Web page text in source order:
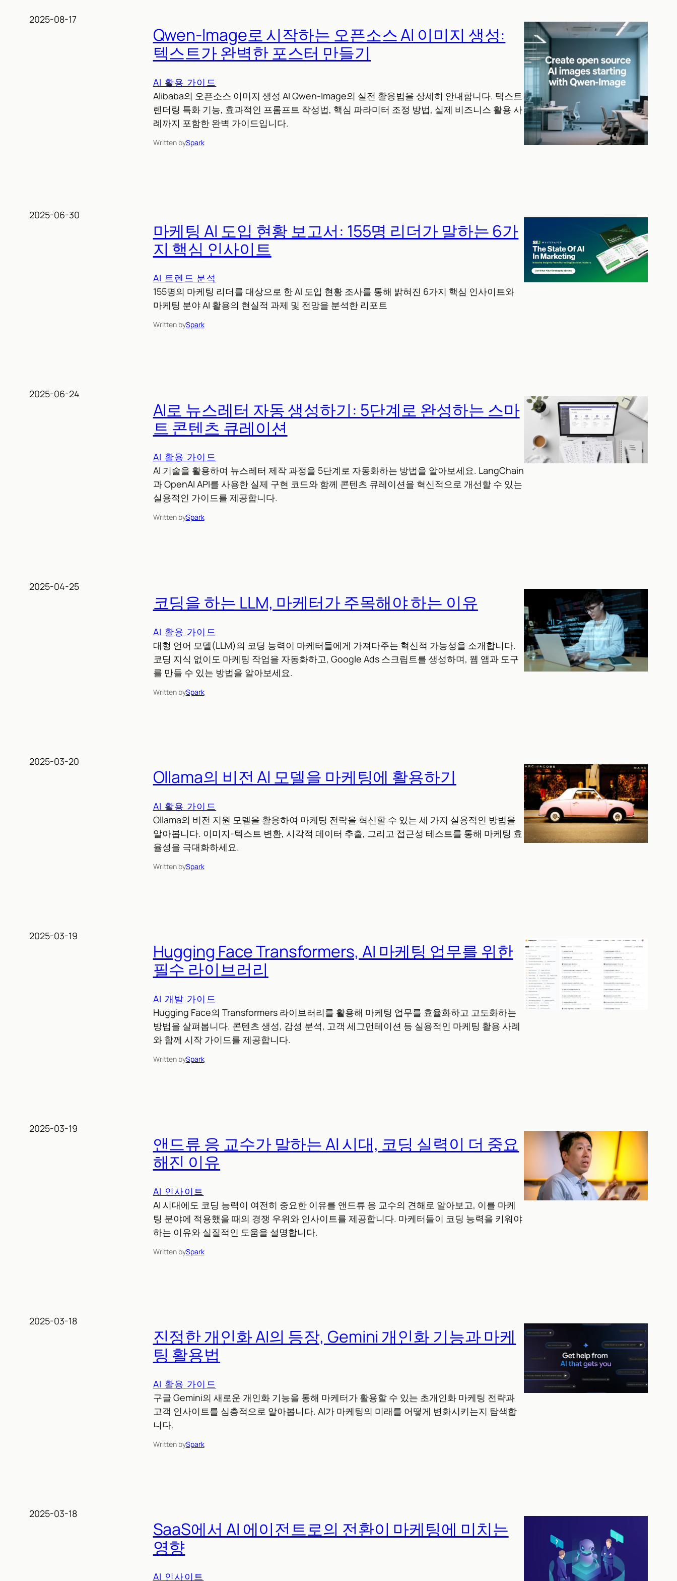
2025-08-17
Qwen-Image로 시작하는 오픈소스 AI 이미지 생성:
텍스트가 완벽한 포스터 만들기
AI 활용 가이드
Alibaba의 오픈소스 이미지 생성 AI Qwen-Image의 실전 활용법을 상세히 안내합니다. 텍스트
렌더링 특화 기능, 효과적인 프롬프트 작성법, 핵심 파라미터 조정 방법, 실제 비즈니스 활용 사
례까지 포함한 완벽 가이드입니다.
Written bySpark
2025-06-30
마케팅 AI 도입 현황 보고서: 155명 리더가 말하는 6가
지 핵심 인사이트
AI 트렌드 분석
155명의 마케팅 리더를 대상으로 한 AI 도입 현황 조사를 통해 밝혀진 6가지 핵심 인사이트와
마케팅 분야 AI 활용의 현실적 과제 및 전망을 분석한 리포트
Written bySpark
2025-06-24
AI로 뉴스레터 자동 생성하기: 5단계로 완성하는 스마
트 콘텐츠 큐레이션
AI 활용 가이드
AI 기술을 활용하여 뉴스레터 제작 과정을 5단계로 자동화하는 방법을 알아보세요. LangChain
과 OpenAI API를 사용한 실제 구현 코드와 함께 콘텐츠 큐레이션을 혁신적으로 개선할 수 있는
실용적인 가이드를 제공합니다.
Written bySpark
2025-04-25
코딩을 하는 LLM, 마케터가 주목해야 하는 이유
AI 활용 가이드
대형 언어 모델(LLM)의 코딩 능력이 마케터들에게 가져다주는 혁신적 가능성을 소개합니다.
코딩 지식 없이도 마케팅 작업을 자동화하고, Google Ads 스크립트를 생성하며, 웹 앱과 도구
를 만들 수 있는 방법을 알아보세요.
Written bySpark
2025-03-20
Ollama의 비전 AI 모델을 마케팅에 활용하기
AI 활용 가이드
Ollama의 비전 지원 모델을 활용하여 마케팅 전략을 혁신할 수 있는 세 가지 실용적인 방법을
알아봅니다. 이미지-텍스트 변환, 시각적 데이터 추출, 그리고 접근성 테스트를 통해 마케팅 효
율성을 극대화하세요.
Written bySpark
2025-03-19
Hugging Face Transformers, AI 마케팅 업무를 위한
필수 라이브러리
AI 개발 가이드
Hugging Face의 Transformers 라이브러리를 활용해 마케팅 업무를 효율화하고 고도화하는
방법을 살펴봅니다. 콘텐츠 생성, 감성 분석, 고객 세그먼테이션 등 실용적인 마케팅 활용 사례
와 함께 시작 가이드를 제공합니다.
Written bySpark
2025-03-19
앤드류 응 교수가 말하는 AI 시대, 코딩 실력이 더 중요
해진 이유
AI 인사이트
AI 시대에도 코딩 능력이 여전히 중요한 이유를 앤드류 응 교수의 견해로 알아보고, 이를 마케
팅 분야에 적용했을 때의 경쟁 우위와 인사이트를 제공합니다. 마케터들이 코딩 능력을 키워야
하는 이유와 실질적인 도움을 설명합니다.
Written bySpark
2025-03-18
진정한 개인화 AI의 등장, Gemini 개인화 기능과 마케
팅 활용법
AI 활용 가이드
구글 Gemini의 새로운 개인화 기능을 통해 마케터가 활용할 수 있는 초개인화 마케팅 전략과
고객 인사이트를 심층적으로 알아봅니다. AI가 마케팅의 미래를 어떻게 변화시키는지 탐색합
니다.
Written bySpark
2025-03-18
SaaS에서 AI 에이전트로의 전환이 마케팅에 미치는
영향
AI 인사이트